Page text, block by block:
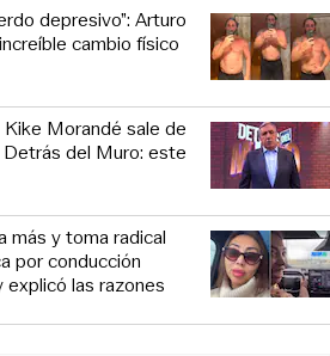
depresivo”: Arturo
cambio físico
Morandé sale de
Detrás del Muro: este
más y toma radical
por conducción
las razones